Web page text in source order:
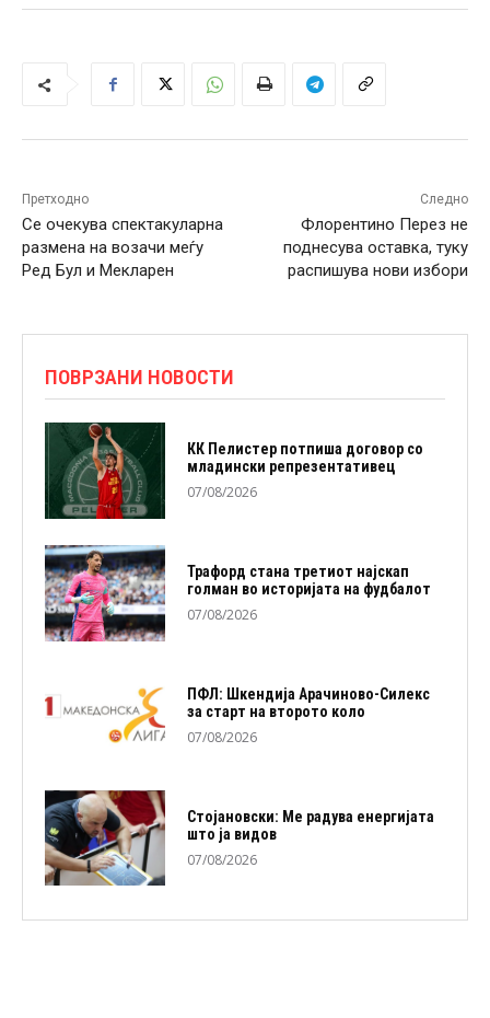
Претходно
Се очекува спектакуларна
размена на возачи меѓу
Ред Бул и Мекларен
Следно
Флорентино Перез не
поднесува оставка, туку
распишува нови избори
ПОВРЗАНИ НОВОСТИ
КК Пелистер потпиша договор со
младински репрезентативец
07/08/2026
Трафорд стана третиот најскап
голман во историјата на фудбалот
07/08/2026
ПФЛ: Шкендија Арачиново-Силекс
за старт на второто коло
07/08/2026
Стојановски: Ме радува енергијата
што ја видов
07/08/2026